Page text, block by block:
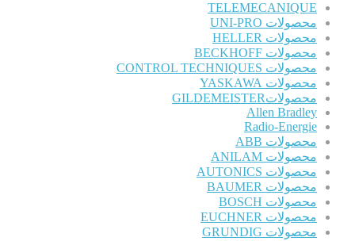
TELEMECANIQUE
محصولات UNI-PRO
محصولات HELLER
محصولات BECKHOFF
محصولات CONTROL TECHNIQUES
محصولات YASKAWA
محصولاتGILDEMEISTER
Allen Bradley
Radio-Energie
محصولات ABB
محصولات ANILAM
محصولات AUTONICS
محصولات BAUMER
محصولات BOSCH
محصولات EUCHNER
محصولات GRUNDIG